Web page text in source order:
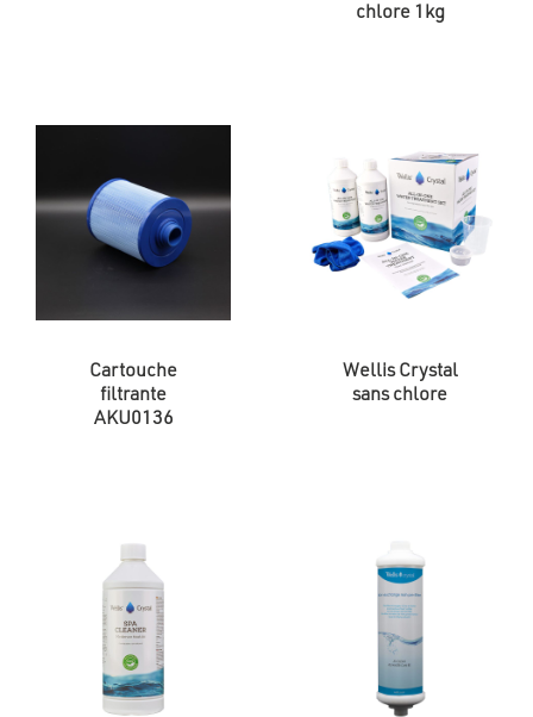
chlore 1kg
Cartouche
filtrante
AKU0136
Wellis Crystal
sans chlore